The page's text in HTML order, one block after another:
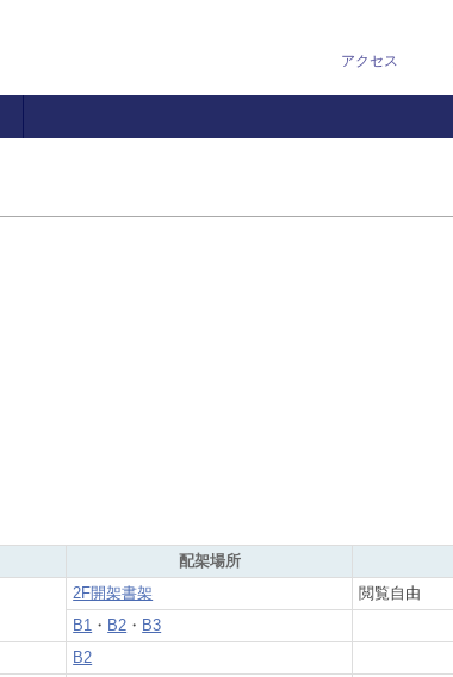
アクセス
配架場所
2F開架書架
閲覧自由
B1 ・ B2 ・ B3
B2